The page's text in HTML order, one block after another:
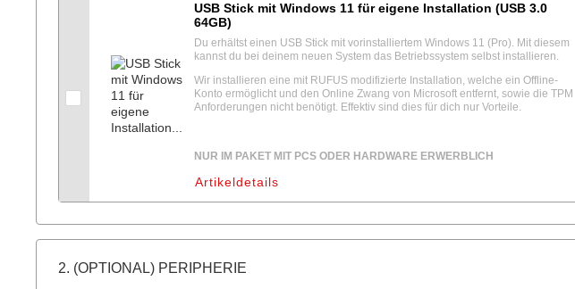
USB Stick mit Windows 11 für eigene Installation (USB 3.0
64GB)
Du erhältst einen USB Stick mit vorinstalliertem Windows 11 (Pro). Mit diesem
kannst du bei deinem neuen System das Betriebssystem selbst installieren.
Wir installieren eine mit RUFUS modifizierte Installation, welche ein Offline-
Konto ermöglicht und den Online Zwang von Microsoft entfernt, sowie die TPM
Anforderungen nicht benötigt. Effektiv sind dies für dich nur Vorteile.
NUR IM PAKET MIT PCS ODER HARDWARE ERWERBLICH
Artikeldetails
2. (OPTIONAL) PERIPHERIE